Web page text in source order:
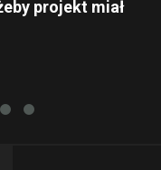
projekt miał